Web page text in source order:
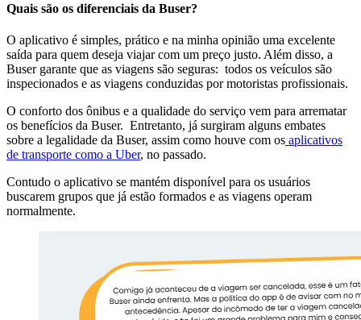
Quais são os diferenciais da Buser?
O aplicativo é simples, prático e na minha opinião uma excelente
saída para quem deseja viajar com um preço justo. Além disso, a
Buser garante que as viagens são seguras: todos os veículos são
inspecionados e as viagens conduzidas por motoristas profissionais.
O conforto dos ônibus e a qualidade do serviço vem para arrematar
os benefícios da Buser. Entretanto, já surgiram alguns embates
sobre a legalidade da Buser, assim como houve com os aplicativos
de transporte como a Uber, no passado.
Contudo o aplicativo se mantém disponível para os usuários
buscarem grupos que já estão formados e as viagens operam
normalmente.